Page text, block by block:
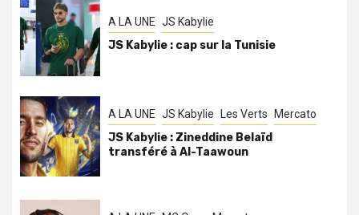
A LA UNE JS Kabylie
JS Kabylie : cap sur la Tunisie
A LA UNE JS Kabylie Les Verts Mercato
JS Kabylie : Zineddine Belaïd
transféré à Al-Taawoun